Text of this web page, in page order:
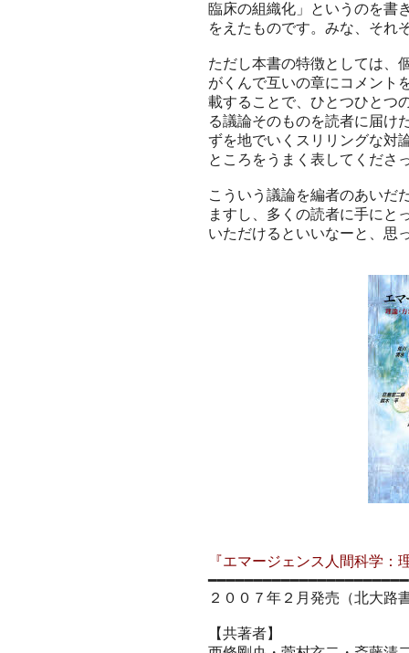
臨床の組織化」というのを書
をえたものです。みな、それ
ただし本書の特徴としては、
がくんで互いの章にコメント
載することで、ひとつひとつ
る議論そのものを読者に届け
ずを地でいくスリリングな対
ところをうまく表してくださ
こういう議論を編者のあいだ
ますし、多くの読者に手にと
いただけるといいなーと、思
『エマージェンス人間科学
２００７年２月発売（北大路
【共著者】